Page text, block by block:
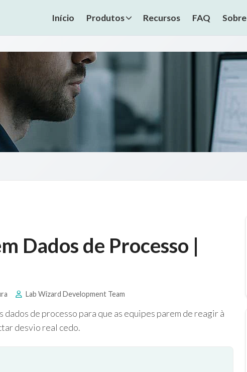
Início Produtos Recursos FAQ Sobre
Dados de Processo |
Lab Wizard Development Team
de processo para que as equipes parem de reagir à
desvio real cedo.